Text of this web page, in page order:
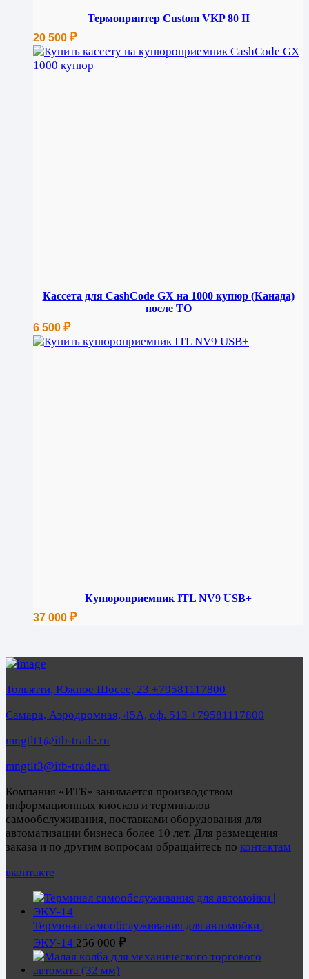
Термопринтер Custom VKP 80 II
20 500 ₽
Кассета для CashCode GX на 1000 купюр (Канада)
после ТО
6 500 ₽
Купюроприемник ITL NV9 USB+
37 000 ₽
Тольятти, Южное Шоссе, 23 +79581117800
Самара, Аэродромная, 45А, оф. 513 +79581117800
mngtlt1@itb-trade.ru
mngtlt3@itb-trade.ru
Компания «ИТБ» занимается производством
информационных киосков и терминалов
самообслуживания, поставками оборудования для
автоматизации бизнеса более 10 лет. Для размещения
заказа и по другим вопросам обращайтесь по контактам
вконтакте
Терминал самообслуживания для автомойки |
ЭКУ-14 256 000 ₽